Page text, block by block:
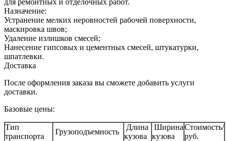
Назначение:
Устранение мелких неровностей рабочей поверхности,
маскировка швов;
Удаление излишков смесей;
Нанесение гипсовых и цементных смесей, штукатурки,
шпатлевки.
Доставка
После оформления заказа вы сможете добавить услуги
доставки.
Базовые цены:
Тип
транспорта
Грузоподъемность
Длина
кузова
Ширина
кузова
Стоимость/
руб.